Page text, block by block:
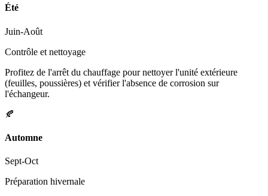
Été
Juin-Août
Contrôle et nettoyage
Profitez de l'arrêt du chauffage pour nettoyer l'unité extérieure
(feuilles, poussières) et vérifier l'absence de corrosion sur
l'échangeur.
🍂
Automne
Sept-Oct
Préparation hivernale